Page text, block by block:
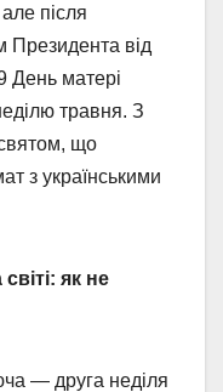
після
Президента від
День матері
травня. З
що
з українськими
як не
— друга неділя